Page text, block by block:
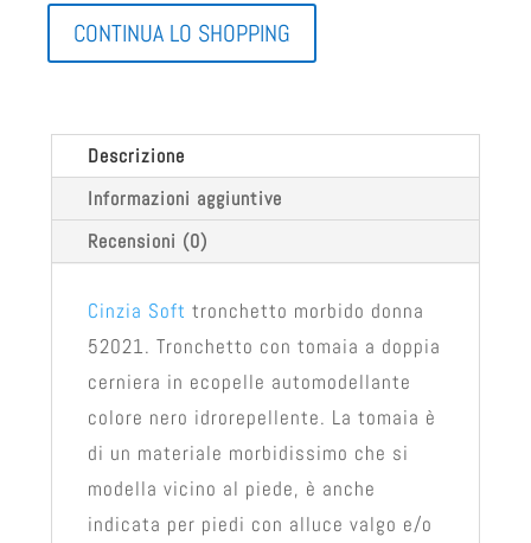
CONTINUA LO SHOPPING
Descrizione
Informazioni aggiuntive
Recensioni (0)
Cinzia Soft tronchetto morbido donna
52021. Tronchetto con tomaia a doppia
cerniera in ecopelle automodellante
colore nero idrorepellente. La tomaia è
di un materiale morbidissimo che si
modella vicino al piede, è anche
indicata per piedi con alluce valgo e/o